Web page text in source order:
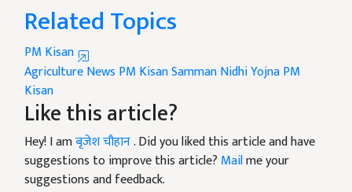
Related Topics
PM Kisan
Agriculture News PM Kisan Samman Nidhi YojnaPM
Kisan
Like this article?
Hey! I amबृजेश चौहान. Did you liked this article and have
suggestions to improve this article? Mailme your
suggestions and feedback.